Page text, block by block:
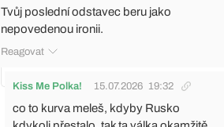
Tvůj poslední odstavec beru jako
nepovedenou ironii.
Reagovat
Kiss Me Polka! 15.07.2026 19:32
co to kurva meleš, kdyby Rusko